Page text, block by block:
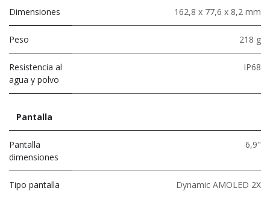
Dimensiones 162,8 x 77,6 x 8,2 mm
Peso 218 g
Resistencia al
agua y polvo
IP68
Pantalla
Pantalla
dimensiones
6,9"
Tipo pantalla Dynamic AMOLED 2X